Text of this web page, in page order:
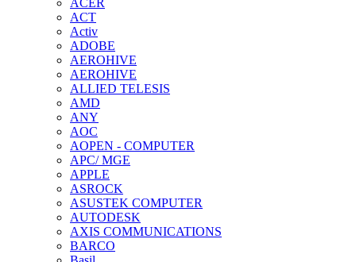
ACT
Activ
ADOBE
AEROHIVE
AEROHIVE
ALLIED TELESIS
AMD
ANY
AOC
AOPEN - COMPUTER
APC/ MGE
APPLE
ASROCK
ASUSTEK COMPUTER
AUTODESK
AXIS COMMUNICATIONS
BARCO